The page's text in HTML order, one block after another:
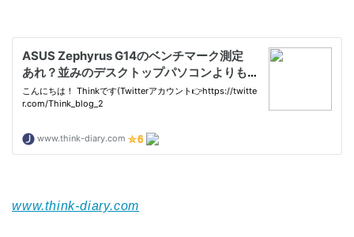
www.think-diary.com